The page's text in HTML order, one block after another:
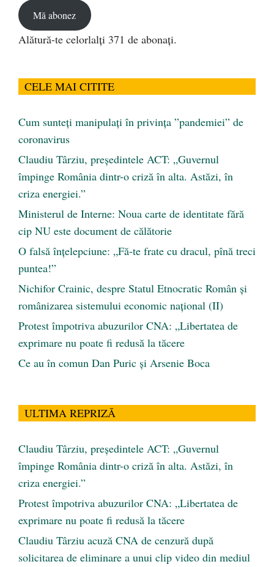
Mă abonez
Alătură-te celorlalți 371 de abonați.
CELE MAI CITITE
Cum sunteți manipulați în privința ”pandemiei” de
coronavirus
Claudiu Târziu, președintele ACT: „Guvernul
împinge România dintr-o criză în alta. Astăzi, în
criza energiei.”
Ministerul de Interne: Noua carte de identitate fără
cip NU este document de călătorie
O falsă înțelepciune: „Fă-te frate cu dracul, pînă treci
puntea!”
Nichifor Crainic, despre Statul Etnocratic Român şi
românizarea sistemului economic naţional (II)
Protest împotriva abuzurilor CNA: „Libertatea de
exprimare nu poate fi redusă la tăcere
Ce au în comun Dan Puric şi Arsenie Boca
ULTIMA REPRIZĂ
Claudiu Târziu, președintele ACT: „Guvernul
împinge România dintr-o criză în alta. Astăzi, în
criza energiei.”
Protest împotriva abuzurilor CNA: „Libertatea de
exprimare nu poate fi redusă la tăcere
Claudiu Târziu acuză CNA de cenzură după
solicitarea de eliminare a unui clip video din mediul